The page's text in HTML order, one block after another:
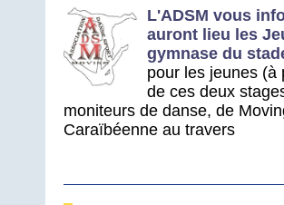
L'ADSM vous
auront lieu les
gymnase du
pour les jeunes (à
de ces deux
moniteurs de danse, de
Caraïbéenne au travers